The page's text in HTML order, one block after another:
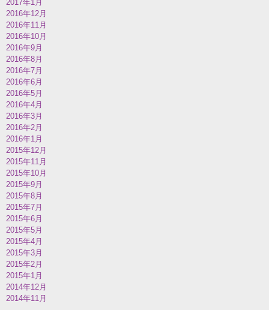
2017年1月
2016年12月
2016年11月
2016年10月
2016年9月
2016年8月
2016年7月
2016年6月
2016年5月
2016年4月
2016年3月
2016年2月
2016年1月
2015年12月
2015年11月
2015年10月
2015年9月
2015年8月
2015年7月
2015年6月
2015年5月
2015年4月
2015年3月
2015年2月
2015年1月
2014年12月
2014年11月